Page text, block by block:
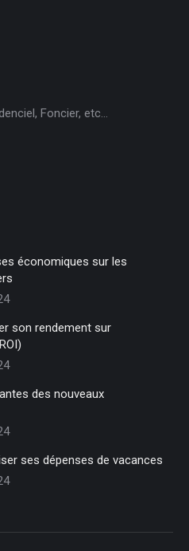
Foncier, etc...
économiques sur les
son rendement sur
des nouveaux
ses dépenses de vacances